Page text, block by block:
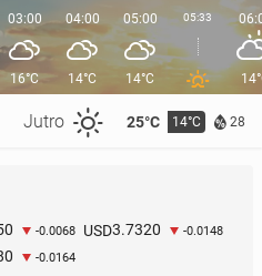
Jutro 25°C 14°C 28
03:00
16°C
04:00
14°C
05:00
14°C
05:33
-0.0068 USD3.7320 -0.0148
-0.0164